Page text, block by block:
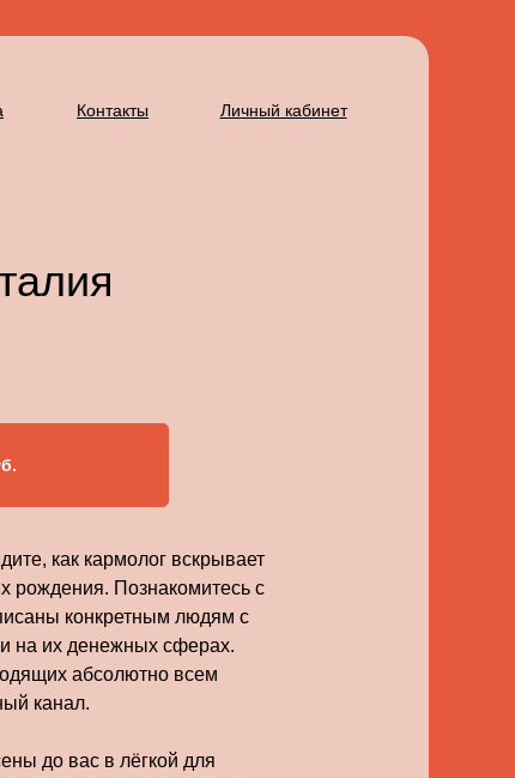
Контакты Личный кабинет
как кармолог вскрывает
рождения. Познакомитесь с
конкретным людям с
на их денежных сферах.
абсолютно всем
канал.
до вас в лёгкой для